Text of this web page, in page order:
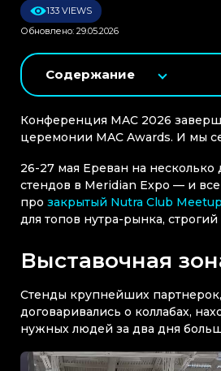
133 VIEWS
Обновлено: 29.05.2026
Содержание
Конференция MAC 2026
церемонии MAC Awards. И мы
26-27 мая Ереван на несколько
стендов в Meridian Expo — и
про закрытый Nutra Club Meetup
для топов нутра-рынка,
Выставочная
Стенды крупнейших
договаривались о коллабах,
нужных людей за два дня